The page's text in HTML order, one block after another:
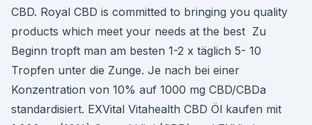
CBD. Royal CBD is committed to bringing you quality
products which meet your needs at the best Zu
Beginn tropft man am besten 1-2 x täglich 5- 10
Tropfen unter die Zunge. Je nach bei einer
Konzentration von 10% auf 1000 mg CBD/CBDa
standardisiert. EXVital Vitahealth CBD Öl kaufen mit